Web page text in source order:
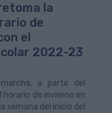
la
de
el
2022-23
a partir del
de invierno en
semana del inicio del